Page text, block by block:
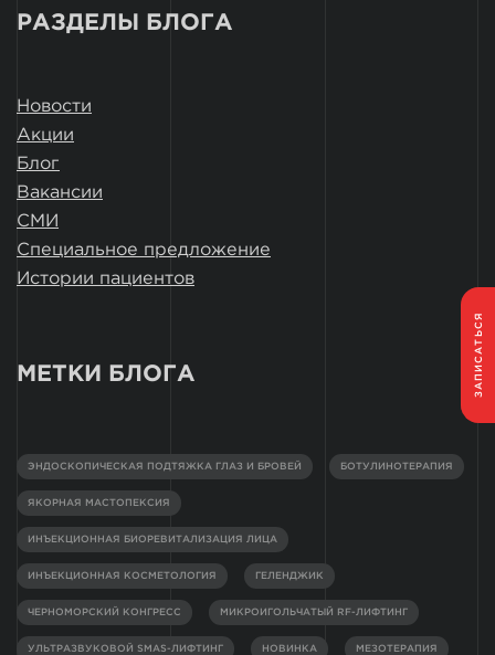
ЗАПИСАТЬСЯ
РАЗДЕЛЫ БЛОГА
Новости
Акции
Блог
Вакансии
СМИ
Специальное предложение
Истории пациентов
МЕТКИ БЛОГА
ЭНДОСКОПИЧЕСКАЯ ПОДТЯЖКА ГЛАЗ И БРОВЕЙ БОТУЛИНОТЕРАПИЯ
ЯКОРНАЯ МАСТОПЕКСИЯ
ИНЪЕКЦИОННАЯ БИОРЕВИТАЛИЗАЦИЯ ЛИЦА
ИНЪЕКЦИОННАЯ КОСМЕТОЛОГИЯ ГЕЛЕНДЖИК
ЧЕРНОМОРСКИЙ КОНГРЕСС МИКРОИГОЛЬЧАТЫЙ RF-ЛИФТИНГ
УЛЬТРАЗВУКОВОЙ SMAS-ЛИФТИНГ НОВИНКА МЕЗОТЕРАПИЯ